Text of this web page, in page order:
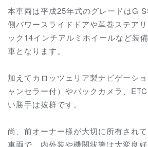
本車両は平成25年式のグレードはG
側パワースライドドアや革巻ステア
ック14インチアルミホイールなど装
車となります。
加えてカロッツェリア製ナビゲーシ
ャンセラー付）やバックカメラ、
い勝手は抜群です。
尚、前オーナー様が大切に所有され
車両で、内外装や機関状態は大変良好